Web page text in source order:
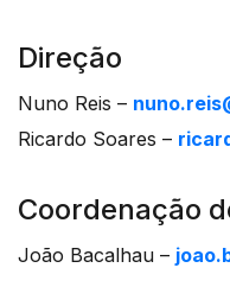
Direção
Nuno Reis –
Ricardo Soares –
Coordenação
João Bacalhau –